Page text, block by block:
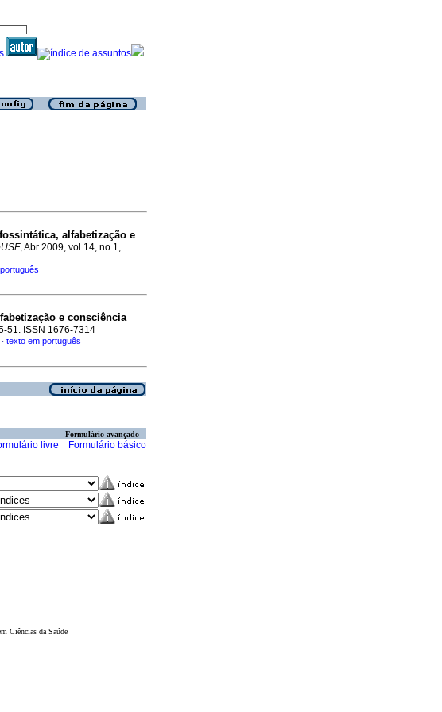
alfabetização e
, Abr 2009, vol.14, no.1,
e consciência
51. ISSN 1676-7314
· texto em português
Formulário avançado
livre Formulário básico
Ciências da Saúde